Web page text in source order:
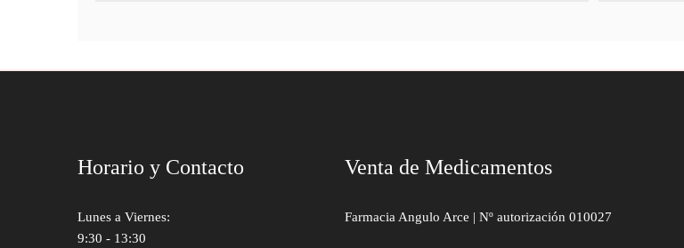
Horario y Contacto
Lunes a Viernes:
9:30 - 13:30
Venta de Medicamentos
Farmacia Angulo Arce | Nº autorización 010027